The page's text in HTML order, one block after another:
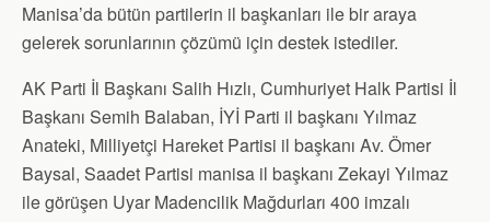
Manisa’da bütün partilerin il başkanları ile bir araya
gelerek sorunlarının çözümü için destek istediler.
AK Parti İl Başkanı Salih Hızlı, Cumhuriyet Halk Partisi İl
Başkanı Semih Balaban, İYİ Parti il başkanı Yılmaz
Anateki, Milliyetçi Hareket Partisi il başkanı Av. Ömer
Baysal, Saadet Partisi manisa il başkanı Zekayi Yılmaz
ile görüşen Uyar Madencilik Mağdurları 400 imzalı